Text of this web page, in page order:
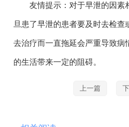
友情提示：对于早泄的因素
旦患了早泄的患者要及时去检查
去治疗而一直拖延会严重导致病
的生活带来一定的阻碍。
上一篇